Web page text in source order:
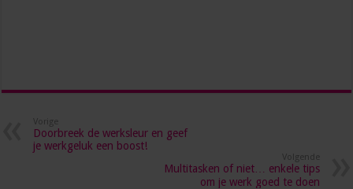
Vorige
Doorbreek de werksleur en geef
je werkgeluk een boost!
Volgende
Multitasken of niet… enkele tips
om je werk goed te doen